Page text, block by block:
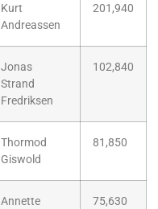
Kurt
Andreassen
201,940
Jonas
Strand
Fredriksen
102,840
Thormod
Giswold
81,850
Annette
75,630